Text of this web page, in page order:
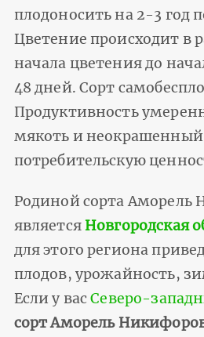
плодоносить на 2-3 год
Цветение происходит в
начала цветения до
48 дней. Сорт
Продуктивность
мякоть и
потребительскую
Родиной сорта Аморель
являетсяНовгородская
для этого региона
плодов, урожайность,
Если у васСеверо-
сорт Аморель